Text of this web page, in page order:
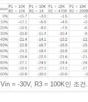
Vin = -30V, R3 = 100K인 조건.